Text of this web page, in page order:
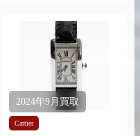
2024年9月 買取
Cartier